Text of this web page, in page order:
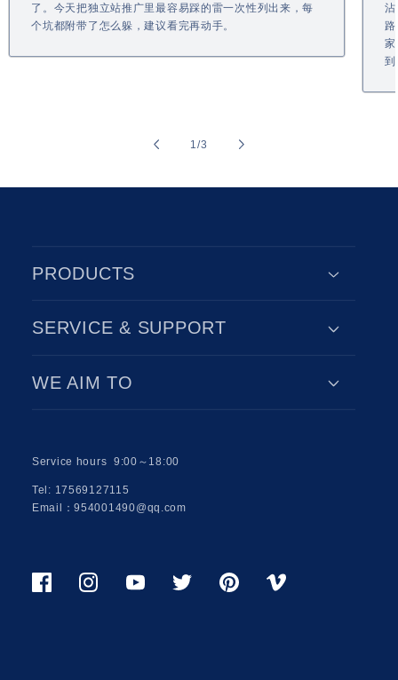
了。今天把独立站推广里最容易踩的雷一次性列出来，每
个坑都附带了怎么躲，建议看完再动手。
沾
路
家
到
1/of
3
PRODUCTS
SERVICE & SUPPORT
WE AIM TO
Service hours 9:00～18:00
Tel: 17569127115
Email：954001490@qq.com
FacebookInstagramYoutubeTwitterPinterestViemo